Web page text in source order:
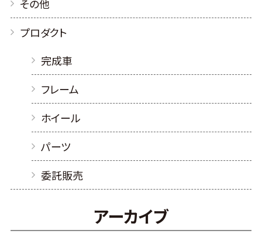
その他
プロダクト
完成車
フレーム
ホイール
パーツ
委託販売
アーカイブ